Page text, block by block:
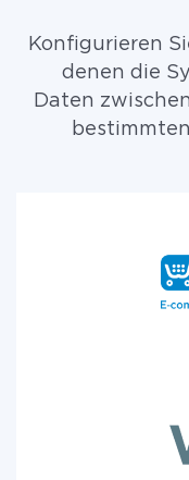
Konfigurieren
denen die
Daten